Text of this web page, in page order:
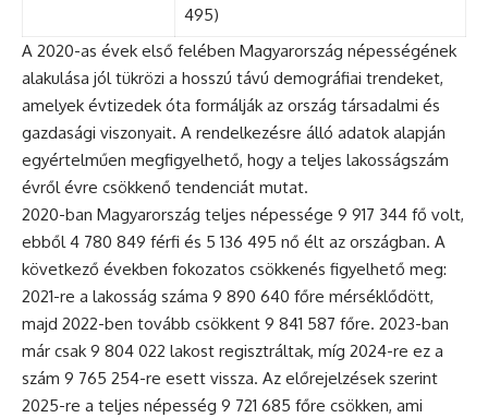
495)
A 2020-as évek első felében Magyarország népességének
alakulása jól tükrözi a hosszú távú demográfiai trendeket,
amelyek évtizedek óta formálják az ország társadalmi és
gazdasági viszonyait. A rendelkezésre álló adatok alapján
egyértelműen megfigyelhető, hogy a teljes lakosságszám
évről évre csökkenő tendenciát mutat.
2020-ban Magyarország teljes népessége 9 917 344 fő volt,
ebből 4 780 849 férfi és 5 136 495 nő élt az országban. A
következő években fokozatos csökkenés figyelhető meg:
2021-re a lakosság száma 9 890 640 főre mérséklődött,
majd 2022-ben tovább csökkent 9 841 587 főre. 2023-ban
már csak 9 804 022 lakost regisztráltak, míg 2024-re ez a
szám 9 765 254-re esett vissza. Az előrejelzések szerint
2025-re a teljes népesség 9 721 685 főre csökken, ami